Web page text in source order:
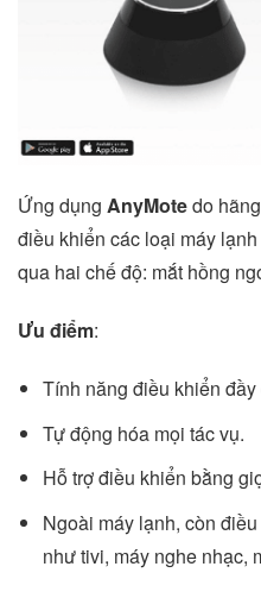
Ứng dụng AnyMotedo
điều khiển các loại máy
qua hai chế độ: mắt hồng
Ưu điểm:
Tính năng điều khiển
Tự động hóa mọi tác vụ.
Hỗ trợ điều khiển bằng
Ngoài máy lạnh, còn
như tivi, máy nghe nhạc,